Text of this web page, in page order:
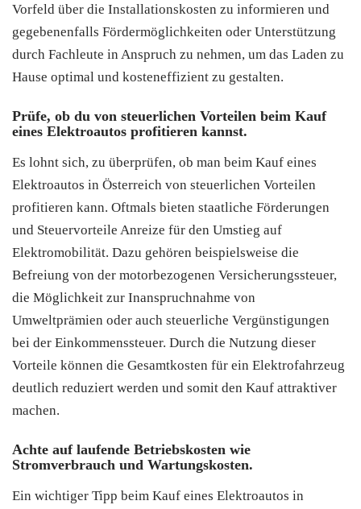
Vorfeld über die Installationskosten zu informieren und
gegebenenfalls Fördermöglichkeiten oder Unterstützung
durch Fachleute in Anspruch zu nehmen, um das Laden zu
Hause optimal und kosteneffizient zu gestalten.
Prüfe, ob du von steuerlichen Vorteilen beim Kauf
eines Elektroautos profitieren kannst.
Es lohnt sich, zu überprüfen, ob man beim Kauf eines
Elektroautos in Österreich von steuerlichen Vorteilen
profitieren kann. Oftmals bieten staatliche Förderungen
und Steuervorteile Anreize für den Umstieg auf
Elektromobilität. Dazu gehören beispielsweise die
Befreiung von der motorbezogenen Versicherungssteuer,
die Möglichkeit zur Inanspruchnahme von
Umweltprämien oder auch steuerliche Vergünstigungen
bei der Einkommenssteuer. Durch die Nutzung dieser
Vorteile können die Gesamtkosten für ein Elektrofahrzeug
deutlich reduziert werden und somit den Kauf attraktiver
machen.
Achte auf laufende Betriebskosten wie
Stromverbrauch und Wartungskosten.
Ein wichtiger Tipp beim Kauf eines Elektroautos in